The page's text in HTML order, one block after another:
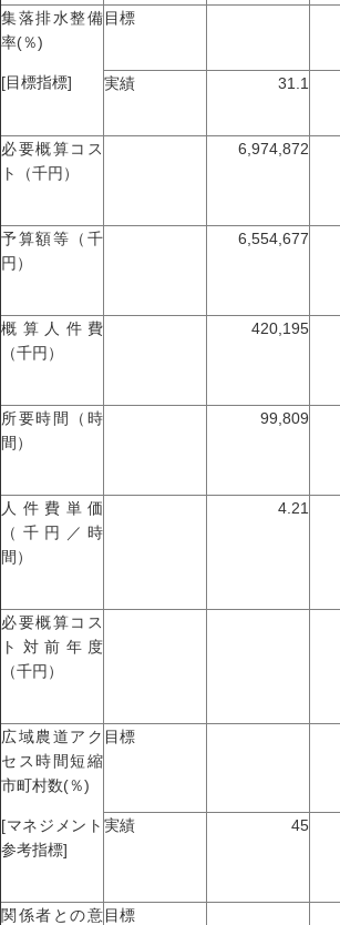
集落排水整備
率(％)
[目標指標]
目標
実績 31.1
必要概算コス
ト（千円）
6,974,872
予算額等（千
円）
6,554,677
概算人件費
（千円）
420,195
所要時間（時
間）
99,809
人件費単価
（千円／時
間）
4.21
必要概算コス
ト対前年度
（千円）
広域農道アク
セス時間短縮
市町村数(％)
[マネジメント
参考指標]
目標
実績 45
関係者との意目標